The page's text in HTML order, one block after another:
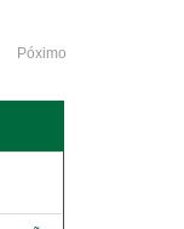
Póximo